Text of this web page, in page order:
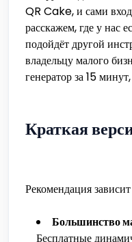
QR Cake, и сами
расскажем, где у нас
подойдёт другой
владельцу малого
генератор за 15
Краткая
Рекомендация
Большинство
Бесплатные